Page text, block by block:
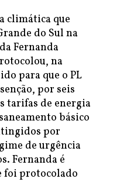
climática que
do Sul na
Fernanda
na
para que o PL
por seis
tarifas de energia
básico
por
de urgência
Fernanda é
foi protocolado